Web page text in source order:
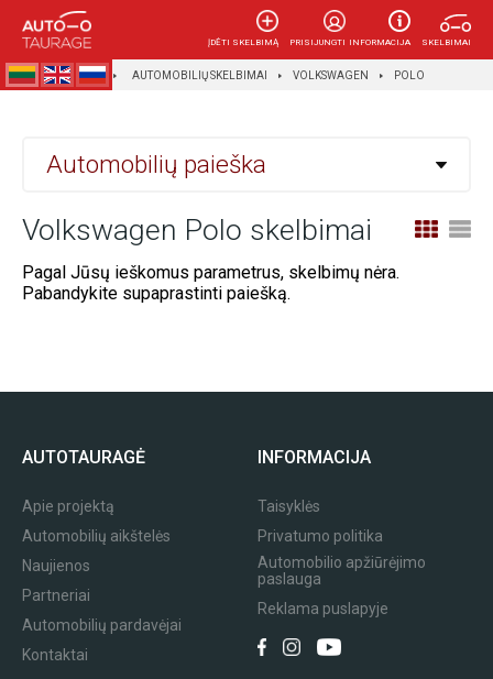
SKELBIMAI
INFORMACIJA
ĮDĖTI SKELBIMĄ PRISIJUNGTI
AUTOTAURAGĖ AUTOMOBILIŲ SKELBIMAI VOLKSWAGEN POLO
Automobilių paieška
Volkswagen Polo skelbimai
Pagal Jūsų ieškomus parametrus, skelbimų nėra.
Pabandykite supaprastinti paiešką.
AUTOTAURAGĖ
Apie projektą
Automobilių aikštelės
Naujienos
Partneriai
Automobilių pardavėjai
Kontaktai
INFORMACIJA
Taisyklės
Privatumo politika
Automobilio apžiūrėjimo
paslauga
Reklama puslapyje